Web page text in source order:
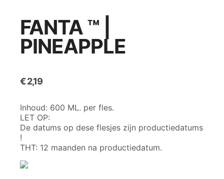
FANTA ™ |
PINEAPPLE
€2,19
Inhoud: 600 ML. per fles.
LET OP:
De datums op dese flesjes zijn productiedatums
!
THT: 12 maanden na productiedatum.